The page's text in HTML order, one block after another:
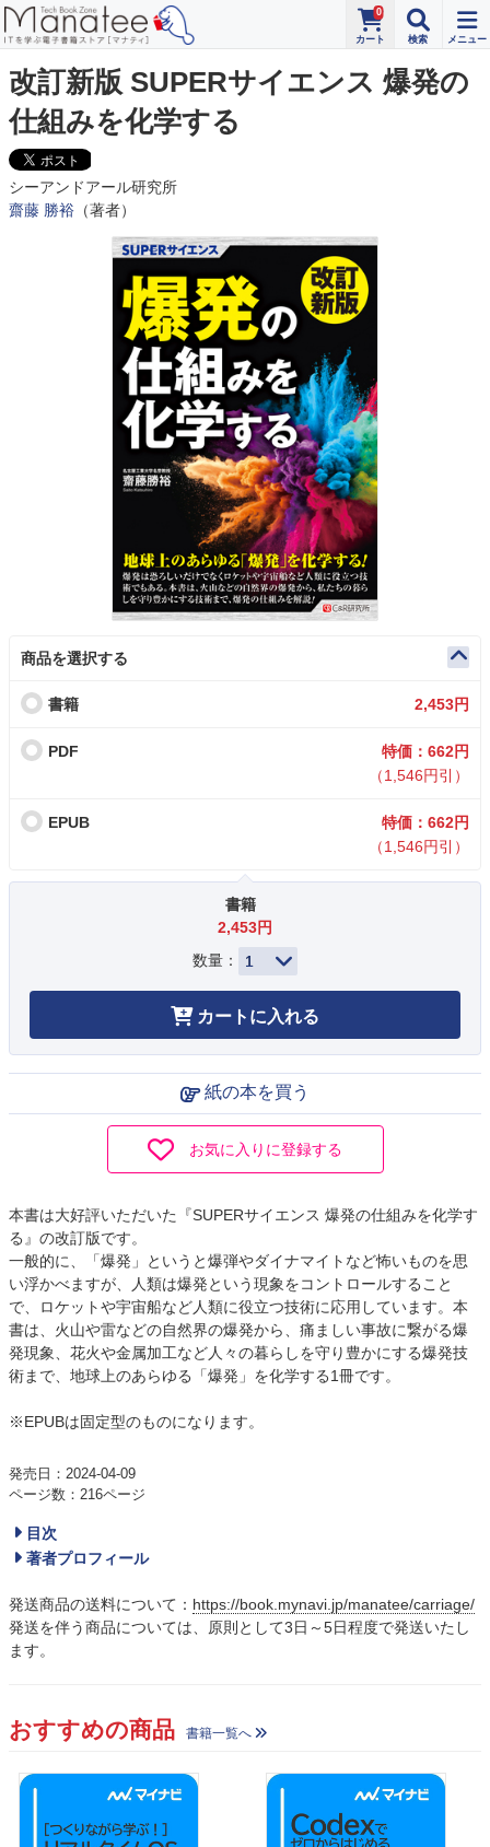
0
改訂新版 SUPERサイエンス 爆発の
仕組みを化学する
シーアンドアール研究所
齋藤 勝裕 （著者）
商品を選択する
書籍 2,453円
PDF
特価：662円
（1,546円引）
EPUB
特価：662円
（1,546円引）
書籍
2,453円
数量：
カートに入れる
紙の本を買う
お気に入りに登録する
本書は大好評いただいた『SUPERサイエンス 爆発の仕組みを化学す
る』の改訂版です。
一般的に、「爆発」というと爆弾やダイナマイトなど怖いものを思
い浮かべますが、人類は爆発という現象をコントロールすること
で、ロケットや宇宙船など人類に役立つ技術に応用しています。本
書は、火山や雷などの自然界の爆発から、痛ましい事故に繋がる爆
発現象、花火や金属加工など人々の暮らしを守り豊かにする爆発技
術まで、地球上のあらゆる「爆発」を化学する1冊です。
※EPUBは固定型のものになります。
発売日：2024-04-09
ページ数：216ページ
目次
著者プロフィール
発送商品の送料について： https://book.mynavi.jp/manatee/carriage/
発送を伴う商品については、原則として3日～5日程度で発送いたし
ます。
おすすめの商品 書籍一覧へ